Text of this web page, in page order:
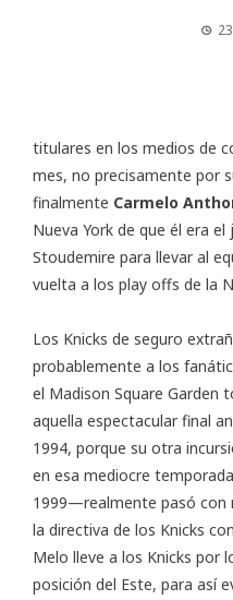
titulares en los medios de
mes, no precisamente por
finalmente Carmelo
Nueva York de que él era
Stoudemire para llevar al
vuelta a los play offs de la
Los Knicks de seguro
probablemente a los
el Madison Square Garden
aquella espectacular final
1994, porque su otra
en esa mediocre
1999—realmente pasó con
la directiva de los Knicks
Melo lleve a los Knicks por
posición del Este, para así